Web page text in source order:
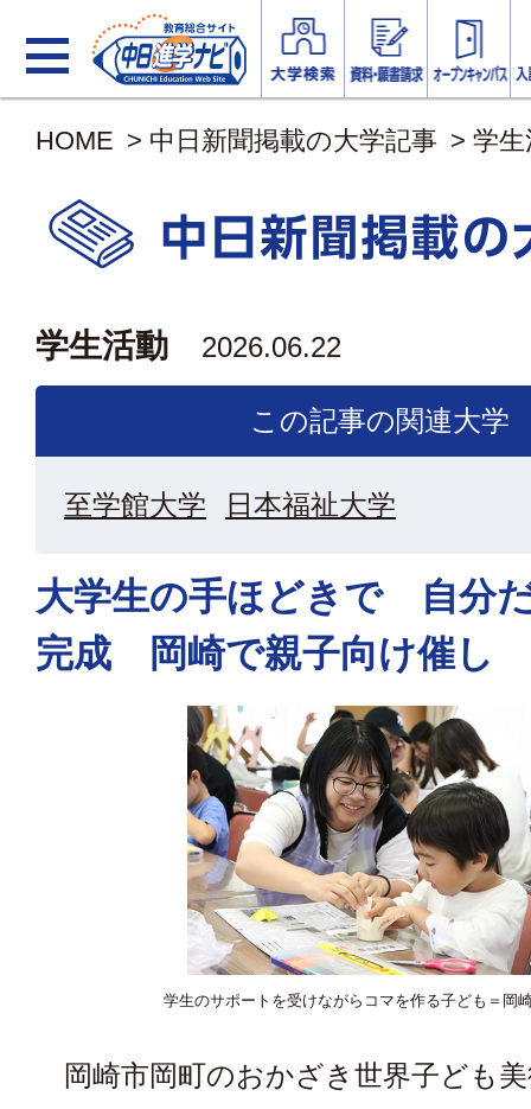
HOME > 中日新聞掲載の大学記事 > 学
学生活動 2026.06.22
この記事の関連大学
至学館大学 日本福祉大学
大学生の手ほどきで 自分
完成 岡崎で親子向け催し
学生のサポートを受けながらコマを作る子ども＝岡
岡崎市岡町のおかざき世界子ども